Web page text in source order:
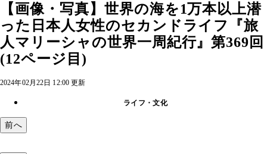
【画像・写真】世界の海を1万本以上潜
った日本人女性のセカンドライフ『旅
人マリーシャの世界一周紀行』第369回
(12ページ目)
2024年02月22日 12:00 更新
ライフ・文化
前へ